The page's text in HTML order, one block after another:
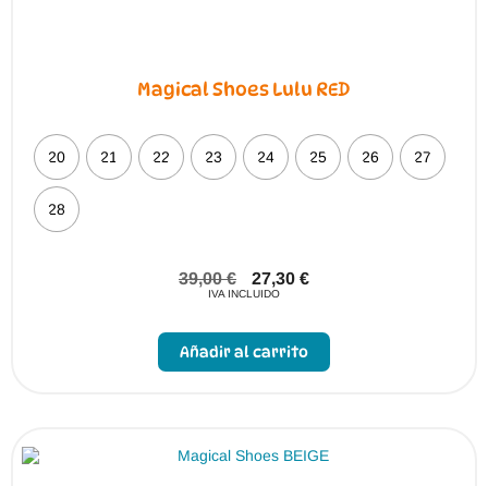
Magical Shoes Lulu RED
20 21 22 23 24 25 26 27
28
39,00€ 27,30 €
IVA INCLUIDO
Añadir al carrito